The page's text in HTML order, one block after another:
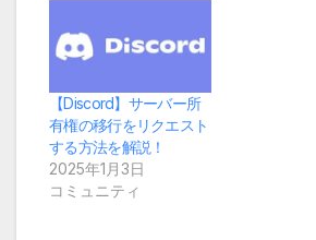
【Discord】サーバー所
有権の移行をリクエスト
する方法を解説！
2025年1月3日
コミュニティ